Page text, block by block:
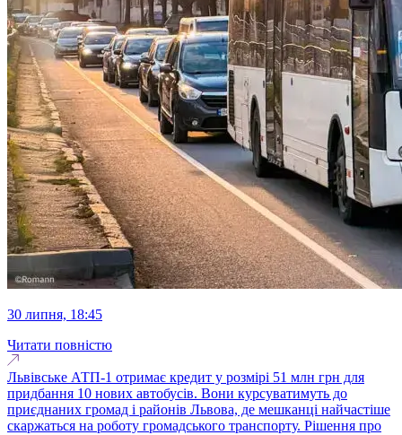
30 липня, 18:45
Читати повністю
Львівське АТП-1 отримає кредит у розмірі 51 млн грн для
придбання 10 нових автобусів. Вони курсуватимуть до
приєднаних громад і районів Львова, де мешканці найчастіше
скаржаться на роботу громадського транспорту. Рішення про